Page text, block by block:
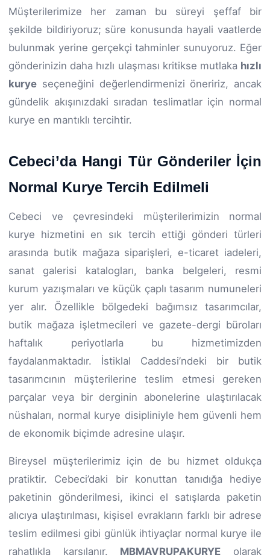
Müşterilerimize her zaman bu süreyi şeffaf bir
şekilde bildiriyoruz; süre konusunda hayali vaatlerde
bulunmak yerine gerçekçi tahminler sunuyoruz. Eğer
gönderinizin daha hızlı ulaşması kritikse mutlaka hızlı
kurye seçeneğini değerlendirmenizi öneririz, ancak
gündelik akışınızdaki sıradan teslimatlar için normal
kurye en mantıklı tercihtir.
Cebeci’da Hangi Tür Gönderiler İçin
Normal Kurye Tercih Edilmeli
Cebeci ve çevresindeki müşterilerimizin normal
kurye hizmetini en sık tercih ettiği gönderi türleri
arasında butik mağaza siparişleri, e-ticaret iadeleri,
sanat galerisi katalogları, banka belgeleri, resmi
kurum yazışmaları ve küçük çaplı tasarım numuneleri
yer alır. Özellikle bölgedeki bağımsız tasarımcılar,
butik mağaza işletmecileri ve gazete-dergi büroları
haftalık periyotlarla bu hizmetimizden
faydalanmaktadır. İstiklal Caddesi’ndeki bir butik
tasarımcının müşterilerine teslim etmesi gereken
parçalar veya bir derginin abonelerine ulaştırılacak
nüshaları, normal kurye disipliniyle hem güvenli hem
de ekonomik biçimde adresine ulaşır.
Bireysel müşterilerimiz için de bu hizmet oldukça
pratiktir. Cebeci’daki bir konuttan tanıdığa hediye
paketinin gönderilmesi, ikinci el satışlarda paketin
alıcıya ulaştırılması, kişisel evrakların farklı bir adrese
teslim edilmesi gibi günlük ihtiyaçlar normal kurye ile
rahatlıkla karşılanır. MBMAVRUPAKURYE olarak